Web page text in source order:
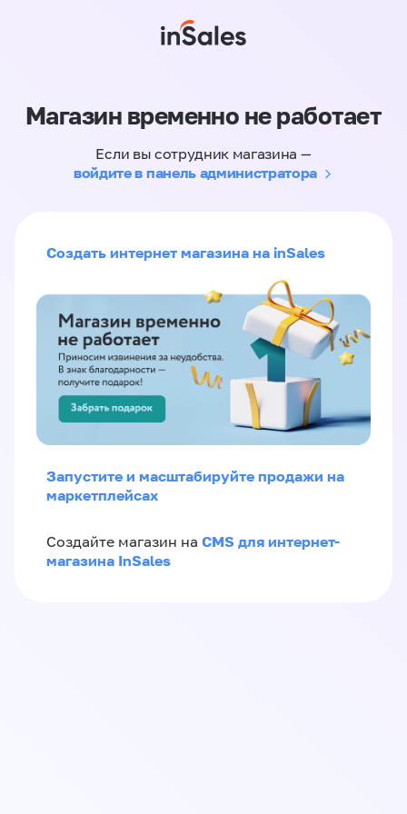
Магазин временно не работает
Если вы сотрудник магазина —
войдите в панель администратора
Создать интернет магазина на inSales
Запустите и масштабируйте продажи на
маркетплейсах
Создайте магазин на CMS для интернет-
магазина InSales